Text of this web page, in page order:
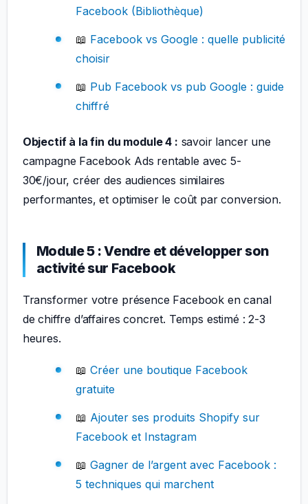
Facebook (Bibliothèque)
📖 Facebook vs Google : quelle publicité
choisir
📖 Pub Facebook vs pub Google : guide
chiffré
Objectif à la fin du module 4 : savoir lancer une
campagne Facebook Ads rentable avec 5-
30€/jour, créer des audiences similaires
performantes, et optimiser le coût par conversion.
Module 5 : Vendre et développer son
activité sur Facebook
Transformer votre présence Facebook en canal
de chiffre d’affaires concret. Temps estimé : 2-3
heures.
📖 Créer une boutique Facebook
gratuite
📖 Ajouter ses produits Shopify sur
Facebook et Instagram
📖 Gagner de l’argent avec Facebook :
5 techniques qui marchent